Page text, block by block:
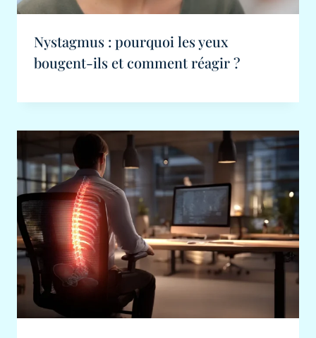
Nystagmus : pourquoi les yeux
bougent-ils et comment réagir ?